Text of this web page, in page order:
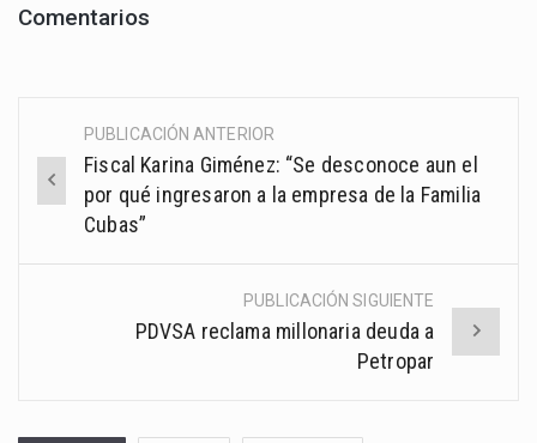
Comentarios
Post
navigation
PUBLICACIÓN ANTERIOR
Fiscal Karina Giménez: “Se desconoce aun el
por qué ingresaron a la empresa de la Familia
Cubas”
PUBLICACIÓN SIGUIENTE
PDVSA reclama millonaria deuda a
Petropar